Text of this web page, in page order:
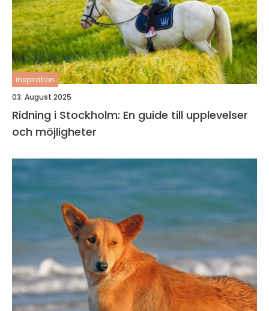
inspiration
03. August 2025
Ridning i Stockholm: En guide till upplevelser
och möjligheter